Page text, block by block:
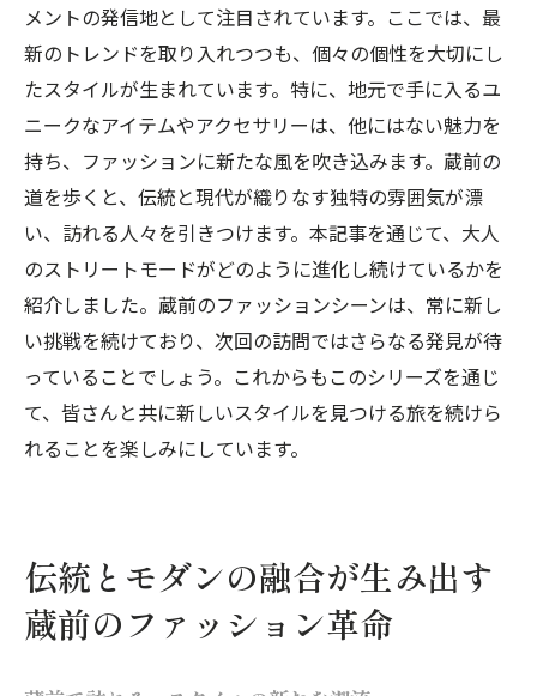
メントの発信地として注目されています。ここでは、最
新のトレンドを取り入れつつも、個々の個性を大切にし
たスタイルが生まれています。特に、地元で手に入るユ
ニークなアイテムやアクセサリーは、他にはない魅力を
持ち、ファッションに新たな風を吹き込みます。蔵前の
道を歩くと、伝統と現代が織りなす独特の雰囲気が漂
い、訪れる人々を引きつけます。本記事を通じて、大人
のストリートモードがどのように進化し続けているかを
紹介しました。蔵前のファッションシーンは、常に新し
い挑戦を続けており、次回の訪問ではさらなる発見が待
っていることでしょう。これからもこのシリーズを通じ
て、皆さんと共に新しいスタイルを見つける旅を続けら
れることを楽しみにしています。
伝統とモダンの融合が生み出す
蔵前のファッション革命